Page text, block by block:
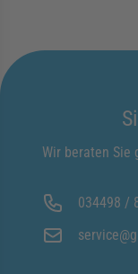
Wir beraten Sie
034498 /